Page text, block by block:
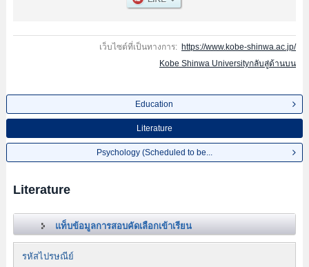
เว็บไซต์ที่เป็นทางการ: https://www.kobe-shinwa.ac.jp/
Kobe Shinwa Universityกลับสู่ด้านบน
Education
Literature
Psychology (Scheduled to be...
Literature
แท็บข้อมูลการสอบคัดเลือกเข้าเรียน
รหัสไปรษณีย์